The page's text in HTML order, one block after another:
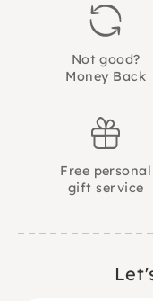
en zeep. De
(3 x 2.5 g) om +/-
Not good?
Money Back
Free personal
gift service